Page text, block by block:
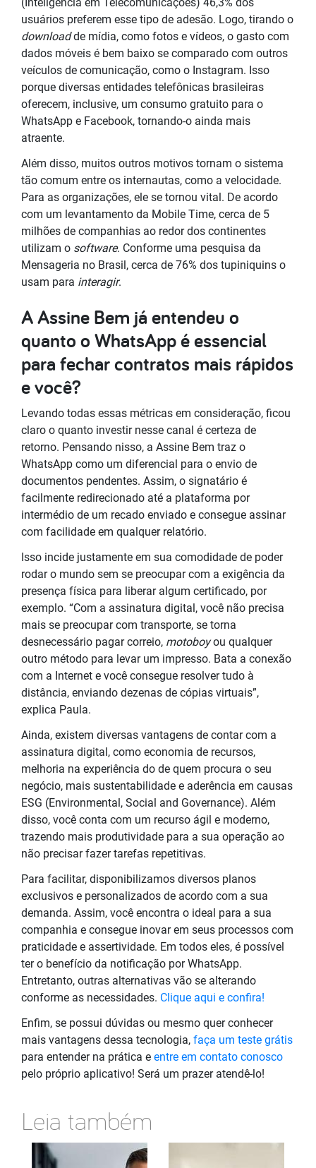
usuários preferem esse tipo de adesão. Logo, tirando o
downloadde mídia, como fotos e vídeos, o gasto com
dados móveis é bem baixo se comparado com outros
veículos de comunicação, como o Instagram. Isso
porque diversas entidades telefônicas brasileiras
oferecem, inclusive, um consumo gratuito para o
WhatsApp e Facebook, tornando-o ainda mais
atraente.
Além disso, muitos outros motivos tornam o sistema
tão comum entre os internautas, como a velocidade.
Para as organizações, ele se tornou vital. De acordo
com um levantamento da Mobile Time, cerca de 5
milhões de companhias ao redor dos continentes
utilizam o software. Conforme uma pesquisa da
Mensageria no Brasil, cerca de 76% dos tupiniquins o
usam para interagir.
A Assine Bem já entendeu o
quanto o WhatsApp é essencial
para fechar contratos mais rápidos
e você?
Levando todas essas métricas em consideração, ficou
claro o quanto investir nesse canal é certeza de
retorno. Pensando nisso, a Assine Bem traz o
WhatsApp como um diferencial para o envio de
documentos pendentes. Assim, o signatário é
facilmente redirecionado até a plataforma por
intermédio de um recado enviado e consegue assinar
com facilidade em qualquer relatório.
Isso incide justamente em sua comodidade de poder
rodar o mundo sem se preocupar com a exigência da
presença física para liberar algum certificado, por
exemplo. “Com a assinatura digital, você não precisa
mais se preocupar com transporte, se torna
desnecessário pagar correio, motoboyou qualquer
outro método para levar um impresso. Bata a conexão
com a Internet e você consegue resolver tudo à
distância, enviando dezenas de cópias virtuais”,
explica Paula.
Ainda, existem diversas vantagens de contar com a
assinatura digital, como economia de recursos,
melhoria na experiência do de quem procura o seu
negócio, mais sustentabilidade e aderência em causas
ESG (Environmental, Social and Governance). Além
disso, você conta com um recurso ágil e moderno,
trazendo mais produtividade para a sua operação ao
não precisar fazer tarefas repetitivas.
Para facilitar, disponibilizamos diversos planos
exclusivos e personalizados de acordo com a sua
demanda. Assim, você encontra o ideal para a sua
companhia e consegue inovar em seus processos com
praticidade e assertividade. Em todos eles, é possível
ter o benefício da notificação por WhatsApp.
Entretanto, outras alternativas vão se alterando
conforme as necessidades. Clique aqui e confira!
Enfim, se possui dúvidas ou mesmo quer conhecer
mais vantagens dessa tecnologia, faça um teste grátis
para entender na prática e entre em contato conosco
pelo próprio aplicativo! Será um prazer atendê-lo!
Leia também